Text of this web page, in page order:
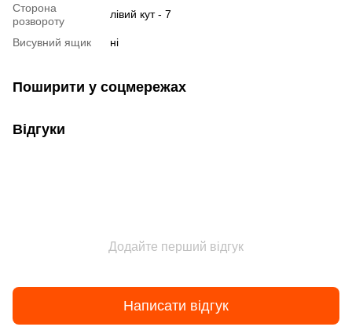
Сторона
розвороту
лівий кут - 7
Висувний ящик ні
Поширити у соцмережах
Відгуки
Додайте перший відгук
Написати відгук